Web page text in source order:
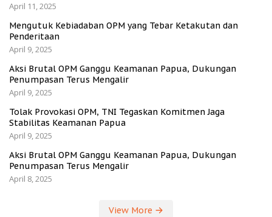
April 11, 2025
Mengutuk Kebiadaban OPM yang Tebar Ketakutan dan
Penderitaan
April 9, 2025
Aksi Brutal OPM Ganggu Keamanan Papua, Dukungan
Penumpasan Terus Mengalir
April 9, 2025
Tolak Provokasi OPM, TNI Tegaskan Komitmen Jaga
Stabilitas Keamanan Papua
April 9, 2025
Aksi Brutal OPM Ganggu Keamanan Papua, Dukungan
Penumpasan Terus Mengalir
April 8, 2025
View More